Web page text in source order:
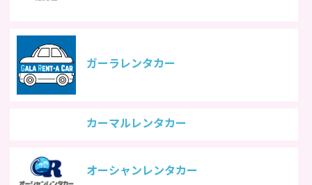
ガーラレンタカー
カーマルレンタカー
オーシャンレンタカー